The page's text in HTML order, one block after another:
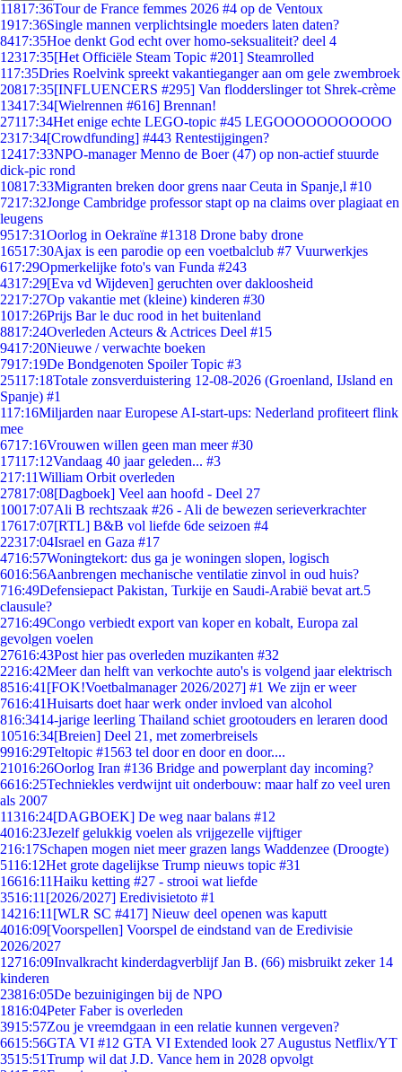
11817:36Tour de France femmes 2026 #4 op de Ventoux
1917:36Single mannen verplichtsingle moeders laten daten?
8417:35Hoe denkt God echt over homo-seksualiteit? deel 4
12317:35[Het Officiële Steam Topic #201] Steamrolled
117:35Dries Roelvink spreekt vakantieganger aan om gele zwembroek
20817:35[INFLUENCERS #295] Van flodderslinger tot Shrek-crème
13417:34[Wielrennen #616] Brennan!
27117:34Het enige echte LEGO-topic #45 LEGOOOOOOOOOOO
2317:34[Crowdfunding] #443 Rentestijgingen?
12417:33NPO-manager Menno de Boer (47) op non-actief stuurde
dick-pic rond
10817:33Migranten breken door grens naar Ceuta in Spanje,l #10
7217:32Jonge Cambridge professor stapt op na claims over plagiaat en
leugens
9517:31Oorlog in Oekraïne #1318 Drone baby drone
16517:30Ajax is een parodie op een voetbalclub #7 Vuurwerkjes
617:29Opmerkelijke foto's van Funda #243
4317:29[Eva vd Wijdeven] geruchten over dakloosheid
2217:27Op vakantie met (kleine) kinderen #30
1017:26Prijs Bar le duc rood in het buitenland
8817:24Overleden Acteurs & Actrices Deel #15
9417:20Nieuwe / verwachte boeken
7917:19De Bondgenoten Spoiler Topic #3
25117:18Totale zonsverduistering 12-08-2026 (Groenland, IJsland en
Spanje) #1
117:16Miljarden naar Europese AI-start-ups: Nederland profiteert flink
mee
6717:16Vrouwen willen geen man meer #30
17117:12Vandaag 40 jaar geleden... #3
217:11William Orbit overleden
27817:08[Dagboek] Veel aan hoofd - Deel 27
10017:07Ali B rechtszaak #26 - Ali de bewezen serieverkrachter
17617:07[RTL] B&B vol liefde 6de seizoen #4
22317:04Israel en Gaza #17
4716:57Woningtekort: dus ga je woningen slopen, logisch
6016:56Aanbrengen mechanische ventilatie zinvol in oud huis?
716:49Defensiepact Pakistan, Turkije en Saudi-Arabië bevat art.5
clausule?
2716:49Congo verbiedt export van koper en kobalt, Europa zal
gevolgen voelen
27616:43Post hier pas overleden muzikanten #32
2216:42Meer dan helft van verkochte auto's is volgend jaar elektrisch
8516:41 [FOK!Voetbalmanager 2026/2027] #1 We zijn er weer
7616:41Huisarts doet haar werk onder invloed van alcohol
816:3414-jarige leerling Thailand schiet grootouders en leraren dood
10516:34[Breien] Deel 21, met zomerbreisels
9916:29Teltopic #1563 tel door en door en door....
21016:26Oorlog Iran #136 Bridge and powerplant day incoming?
6616:25Techniekles verdwijnt uit onderbouw: maar half zo veel uren
als 2007
11316:24[DAGBOEK] De weg naar balans #12
4016:23Jezelf gelukkig voelen als vrijgezelle vijftiger
216:17Schapen mogen niet meer grazen langs Waddenzee (Droogte)
5116:12Het grote dagelijkse Trump nieuws topic #31
16616:11Haiku ketting #27 - strooi wat liefde
3516:11 [2026/2027] Eredivisietoto #1
14216:11 [WLR SC #417] Nieuw deel openen was kaputt
4016:09[Voorspellen] Voorspel de eindstand van de Eredivisie
2026/2027
12716:09Invalkracht kinderdagverblijf Jan B. (66) misbruikt zeker 14
kinderen
23816:05De bezuinigingen bij de NPO
1816:04Peter Faber is overleden
3915:57Zou je vreemdgaan in een relatie kunnen vergeven?
6615:56GTA VI #12 GTA VI Extended look 27 Augustus Netflix/YT
3515:51Trump wil dat J.D. Vance hem in 2028 opvolgt